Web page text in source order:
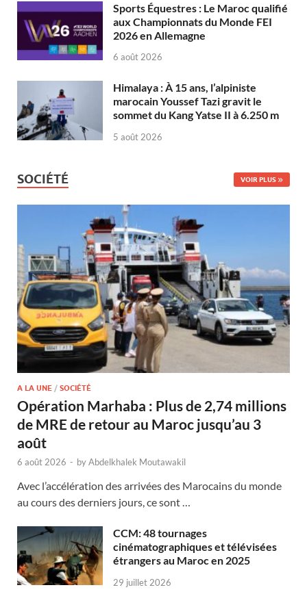
Sports Équestres : Le Maroc qualifié
aux Championnats du Monde FEI
2026 en Allemagne
6 août 2026
Himalaya : À 15 ans, l’alpiniste
marocain Youssef Tazi gravit le
sommet du Kang Yatse II à 6.250 m
5 août 2026
SOCIÉTÉ VOIR PLUS
A LA UNE / SOCIÉTÉ
Opération Marhaba : Plus de 2,74 millions
de MRE de retour au Maroc jusqu’au 3
août
6 août 2026 - byAbdelkhalek Moutawakil
Avec l’accélération des arrivées des Marocains du monde
au cours des derniers jours, ce sont …
CCM: 48 tournages
cinématographiques et télévisées
étrangers au Maroc en 2025
29 juillet 2026